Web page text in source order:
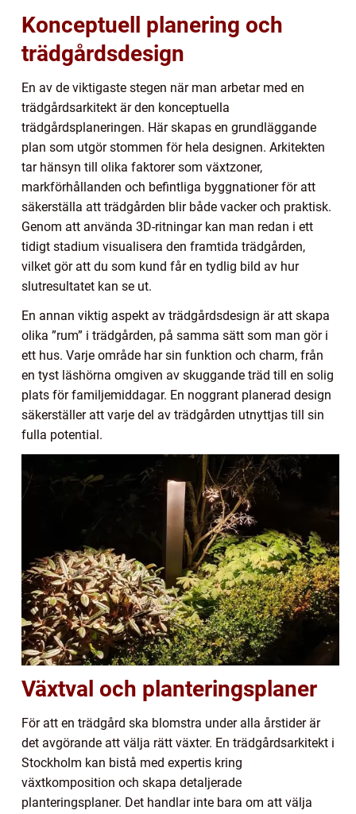
Konceptuell planering och
trädgårdsdesign
En av de viktigaste stegen när man arbetar med en
trädgårdsarkitekt är den konceptuella
trädgårdsplaneringen. Här skapas en grundläggande
plan som utgör stommen för hela designen. Arkitekten
tar hänsyn till olika faktorer som växtzoner,
markförhållanden och befintliga byggnationer för att
säkerställa att trädgården blir både vacker och praktisk.
Genom att använda 3D-ritningar kan man redan i ett
tidigt stadium visualisera den framtida trädgården,
vilket gör att du som kund får en tydlig bild av hur
slutresultatet kan se ut.
En annan viktig aspekt av trädgårdsdesign är att skapa
olika ”rum” i trädgården, på samma sätt som man gör i
ett hus. Varje område har sin funktion och charm, från
en tyst läshörna omgiven av skuggande träd till en solig
plats för familjemiddagar. En noggrant planerad design
säkerställer att varje del av trädgården utnyttjas till sin
fulla potential.
Växtval och planteringsplaner
För att en trädgård ska blomstra under alla årstider är
det avgörande att välja rätt växter. En trädgårdsarkitekt i
Stockholm kan bistå med expertis kring
växtkomposition och skapa detaljerade
planteringsplaner. Det handlar inte bara om att välja